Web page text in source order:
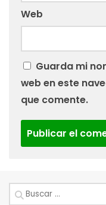
Web
Guarda mi
web en este
que comente.
Buscar: